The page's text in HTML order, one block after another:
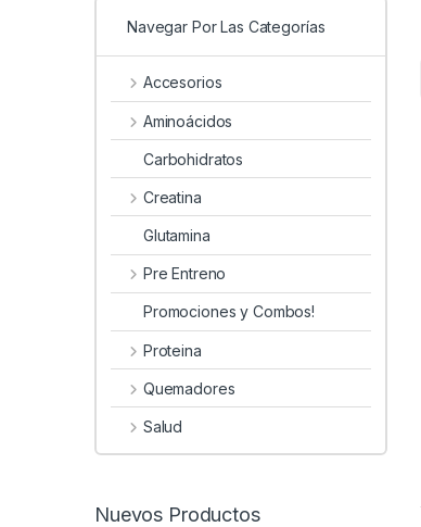
Navegar Por Las Categorías
Accesorios
Aminoácidos
Carbohidratos
Creatina
Glutamina
Pre Entreno
Promociones y Combos!
Proteina
Quemadores
Salud
Nuevos Productos